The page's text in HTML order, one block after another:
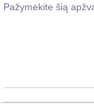
Pažymėkite šią